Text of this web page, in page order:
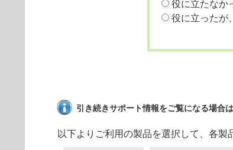
役に立たなか
役に立ったが
引き続きサポート情報をご覧になる場合は
以下よりご利用の製品を選択して、各製